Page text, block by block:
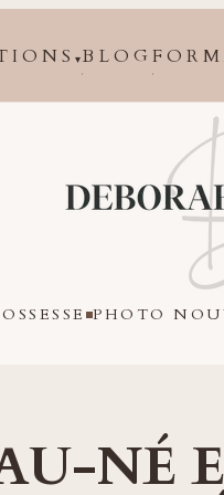
▾BLOG
PHOTO
NÉ